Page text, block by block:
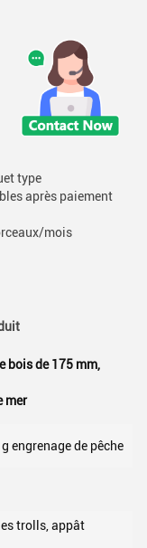
type
après paiement
mois
bois de 175 mm,
mer
engrenage de pêche
trolls, appât